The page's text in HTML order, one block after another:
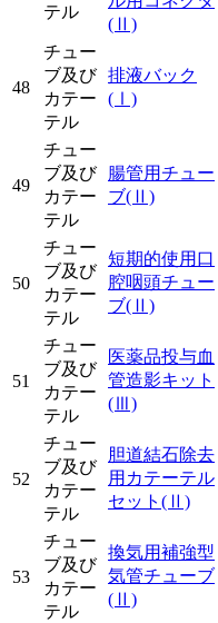
テル
(Ⅱ)
48
チュー
ブ及び
カテー
テル
排液バック
(Ⅰ)
49
チュー
ブ及び
カテー
テル
腸管用チュー
ブ(Ⅱ)
50
チュー
ブ及び
カテー
テル
短期的使用口
腔咽頭チュー
ブ(Ⅱ)
51
チュー
ブ及び
カテー
テル
医薬品投与血
管造影キット
(Ⅲ)
52
チュー
ブ及び
カテー
テル
胆道結石除去
用カテーテル
セット (Ⅱ)
53
チュー
ブ及び
カテー
テル
換気用補強型
気管チューブ
(Ⅱ)